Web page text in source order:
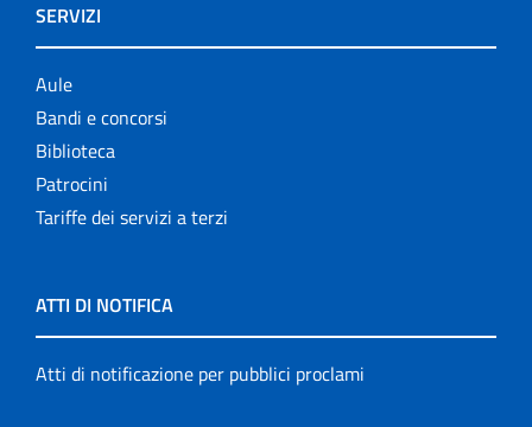
SERVIZI
Aule
Bandi e concorsi
Biblioteca
Patrocini
Tariffe dei servizi a terzi
ATTI DI NOTIFICA
Atti di notificazione per pubblici proclami